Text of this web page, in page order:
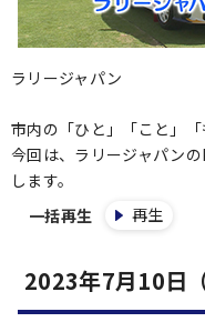
ラリージャパン
市内の「ひと」「こと」
今回は、ラリージャパン
します。
一括再生
再生
2023年7月10日